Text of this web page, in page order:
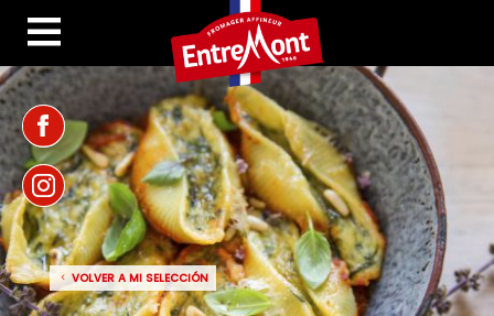
VOLVER A MI SELECCIÓN